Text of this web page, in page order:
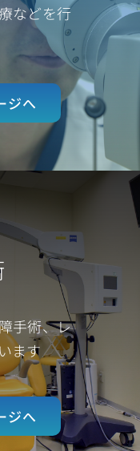
などを行
ジへ
手術、レ
ます
ジへ